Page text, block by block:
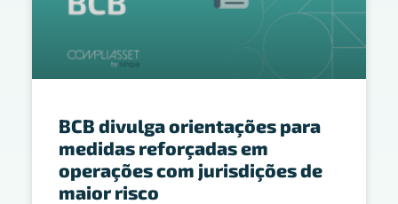
BCB divulga orientações para
medidas reforçadas em
operações com jurisdições de
maior risco